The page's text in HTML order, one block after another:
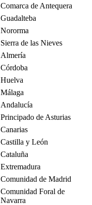
Comarca de Antequera
Guadalteba
Nororma
Sierra de las Nieves
Almería
Córdoba
Huelva
Málaga
Andalucía
Principado de Asturias
Canarias
Castilla y León
Cataluña
Extremadura
Comunidad de Madrid
Comunidad Foral de
Navarra